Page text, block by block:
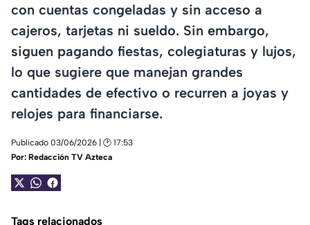
con cuentas congeladas y sin acceso a
cajeros, tarjetas ni sueldo. Sin embargo,
siguen pagando fiestas, colegiaturas y lujos,
lo que sugiere que manejan grandes
cantidades de efectivo o recurren a joyas y
relojes para financiarse.
Publicado 03/06/2026 | 🕑 17:53
Por: Redacción TV Azteca
Tags relacionados